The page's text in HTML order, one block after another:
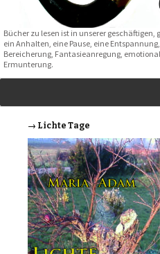
Bücher zu lesen ist in unserer
ein Anhalten, eine Pause, eine
Bereicherung, Fantasieanregung,
Ermunterung.
→ Lichte Tage